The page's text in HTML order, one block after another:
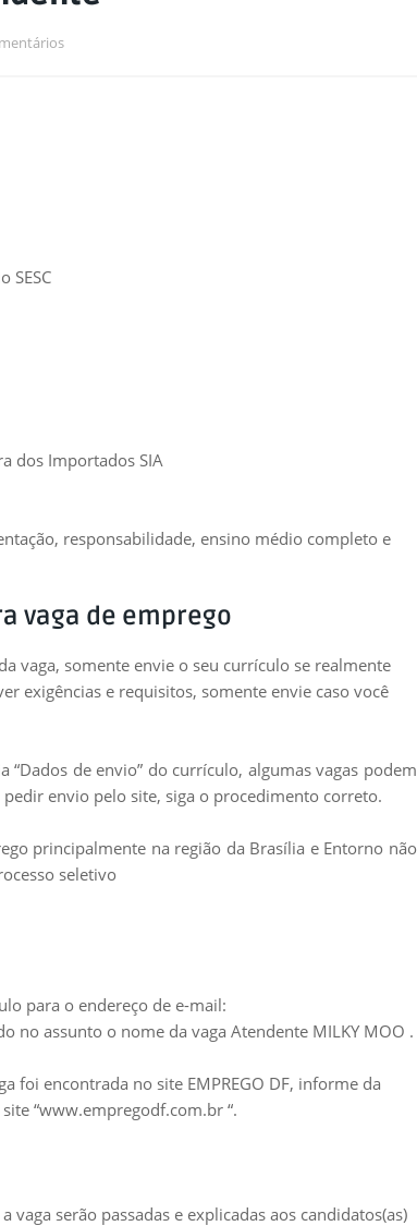
SESC
dos Importados SIA
responsabilidade, ensino médio completo e
vaga de emprego
vaga, somente envie o seu currículo se realmente
exigências e requisitos, somente envie caso você
“Dados de envio” do currículo, algumas vagas podem
envio pelo site, siga o procedimento correto.
principalmente na região da Brasília e Entorno não
seletivo
para o endereço de e-mail:
no assunto o nome da vaga Atendente MILKY MOO .
foi encontrada no site EMPREGO DF, informe da
“www.empregodf.com.br “.
vaga serão passadas e explicadas aos candidatos(as)